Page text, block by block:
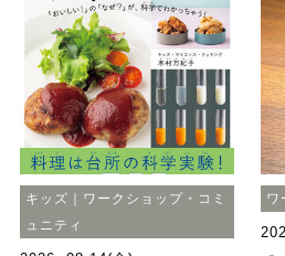
キッズ｜ワークショップ・コミ
ュニティ
ワ